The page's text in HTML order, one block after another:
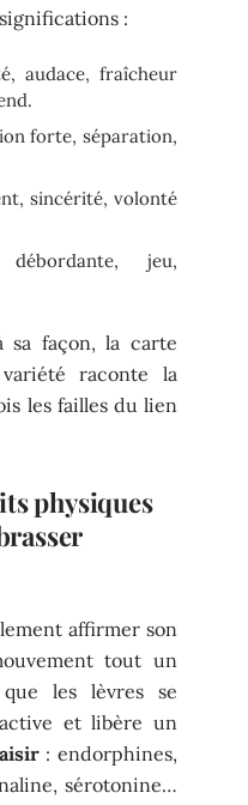
:
audace, fraîcheur
forte, séparation,
sincérité, volonté
jeu,
sa façon, la carte
raconte la
les failles du lien
physiques
affirmer son
tout un
les lèvres se
et libère un
: endorphines,
sérotonine…